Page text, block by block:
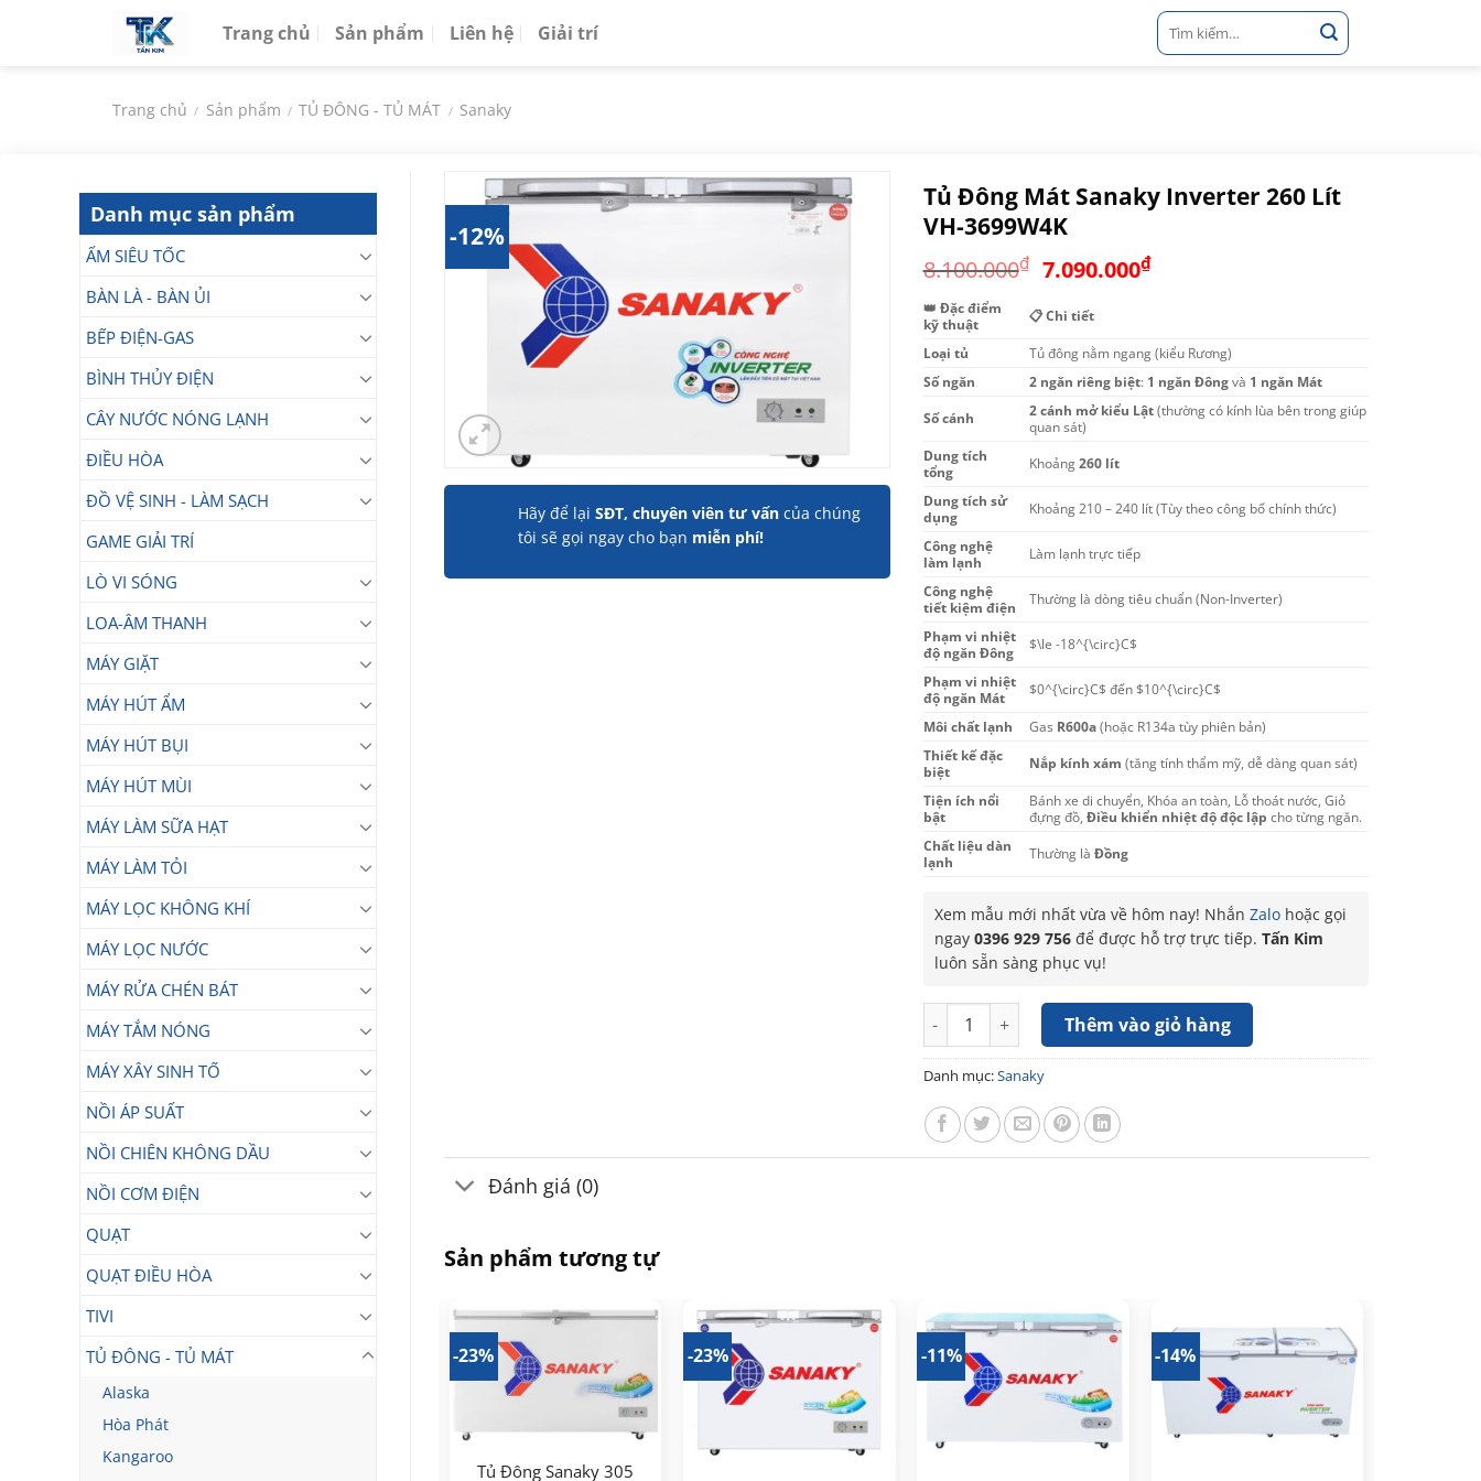
Trang chủ Sản phẩm Liên hệ Giải trí
Tìm
kiếm:
Trang chủ / Sản phẩm / TỦ ĐÔNG - TỦ MÁT / Sanaky
Danh mục sản phẩm
ẤM SIÊU TỐC
BÀN LÀ - BÀN ỦI
BẾP ĐIỆN-GAS
BÌNH THỦY ĐIỆN
CÂY NƯỚC NÓNG LẠNH
ĐIỀU HÒA
ĐỒ VỆ SINH - LÀM SẠCH
GAME GIẢI TRÍ
LÒ VI SÓNG
LOA-ÂM THANH
MÁY GIẶT
MÁY HÚT ẨM
MÁY HÚT BỤI
MÁY HÚT MÙI
MÁY LÀM SỮA HẠT
MÁY LÀM TỎI
MÁY LỌC KHÔNG KHÍ
MÁY LỌC NƯỚC
MÁY RỬA CHÉN BÁT
MÁY TẮM NÓNG
MÁY XÂY SINH TỐ
NỒI ÁP SUẤT
NỒI CHIÊN KHÔNG DẦU
NỒI CƠM ĐIỆN
QUẠT
QUẠT ĐIỀU HÒA
TIVI
TỦ ĐÔNG - TỦ MÁT
Alaska
Hòa Phát
Kangaroo
-12%
Hãy để lại SĐT, chuyên viên tư vấn của chúng
tôi sẽ gọi ngay cho bạn miễn phí!
Tủ Đông Mát Sanaky Inverter 260 Lít
VH-3699W4K
8.100.000₫ Giá
là:
8.100.000₫.
7.090.000₫Giá
là:
7.090.000₫.
👑 Đặc điểm
kỹ thuật
📋 Chi tiết
Loại tủ
Tủ đông nằm ngang (kiểu Rương)
Số ngăn
2 ngăn riêng biệt: 1 ngăn Đôngvà 1 ngăn Mát
Số cánh 2 cánh mở kiểu Lật(thường có kính lùa bên trong giúp
quan sát)
Dung tích
tổng
Khoảng260 lít
Dung tích sử
dụng
Khoảng 210 – 240 lít (Tùy theo công bố chính thức)
Công nghệ
làm lạnh
Làm lạnh trực tiếp
Công nghệ
tiết kiệm điện
Thường là dòng tiêu chuẩn (Non-Inverter)
Phạm vi nhiệt
độ ngăn Đông
$\le -18^{\circ}C$
Phạm vi nhiệt
độ ngăn Mát
$0^{\circ}C$ đến$10^{\circ}C$
Môi chất lạnh Gas R600a(hoặc R134a tùy phiên bản)
Thiết kế đặc
biệt
Nắp kính xám (tăng tính thẩm mỹ, dễ dàng quan sát)
Tiện ích nổi
bật
Bánh xe di chuyển, Khóa an toàn, Lỗ thoát nước, Giỏ
đựng đồ,Điều khiển nhiệt độ độc lập cho từng ngăn.
Chất liệu dàn
lạnh
Thường làĐồng
Xem mẫu mới nhất vừa về hôm nay! Nhắn Zalohoặc gọi
ngay 0396 929 756để được hỗ trợ trực tiếp. Tấn Kim
luôn sẵn sàng phục vụ!
Tủ Đông Mát Sanaky Inverter 260 Lít VH-3699W4K số lượng
Thêm vào giỏ hàng
Danh mục:Sanaky
Đánh giá (0)
Sản phẩm tương tự
-23%
Tủ Đông Sanaky 305
-23% -11% -14%
Tủ đông 2 ngăn 2 cánh
-24%